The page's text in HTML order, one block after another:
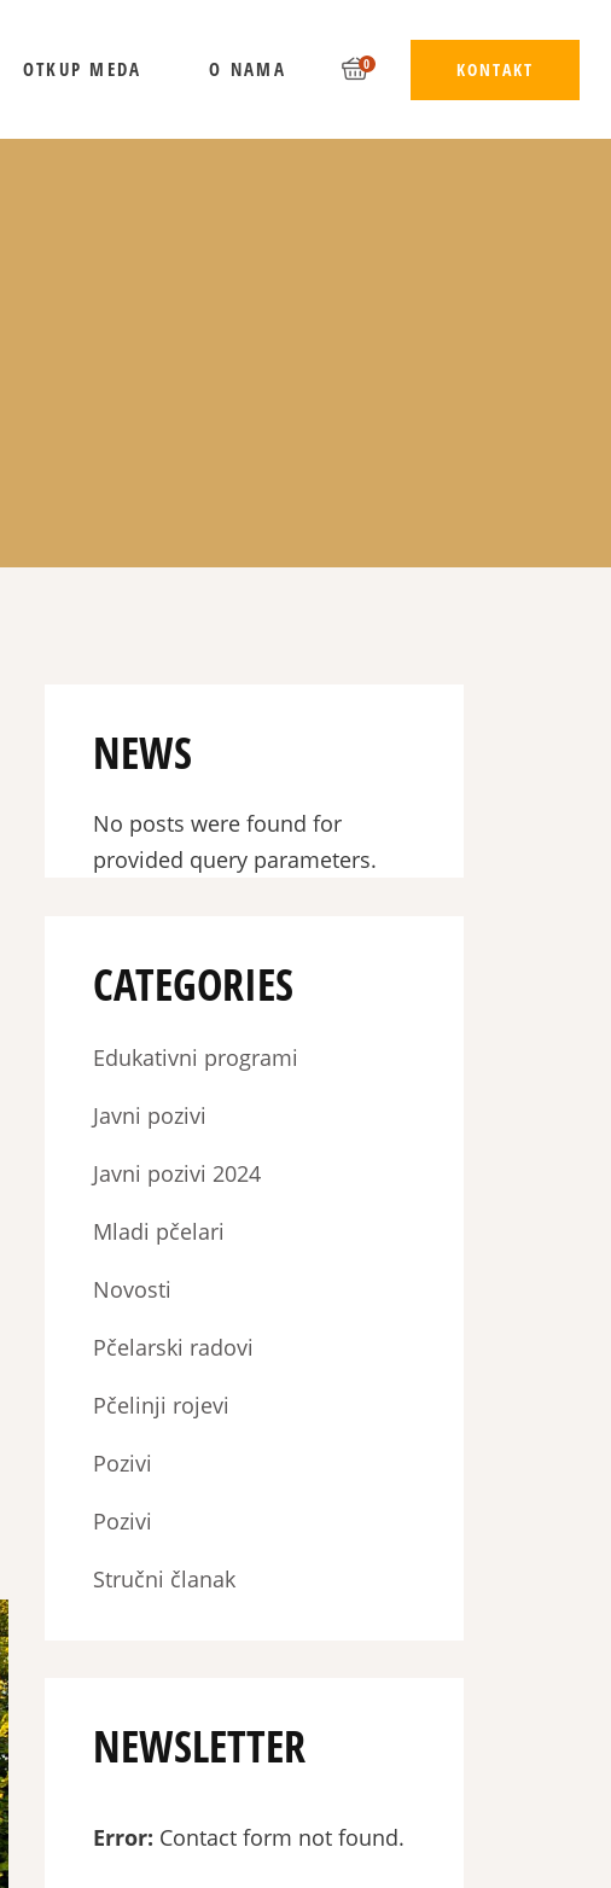
OTKUP MEDA O NAMA 0 KONTAKT
NEWS
No posts were found for
provided query parameters.
CATEGORIES
Edukativni programi
Javni pozivi
Javni pozivi 2024
Mladi pčelari
Novosti
Pčelarski radovi
Pčelinji rojevi
Pozivi
Pozivi
Stručni članak
NEWSLETTER
Error: Contact form not found.